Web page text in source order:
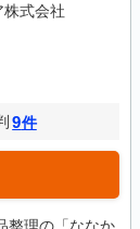
株式会社
9件